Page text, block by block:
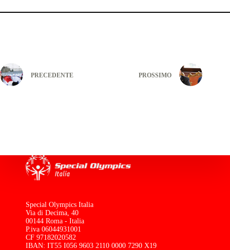
PRECEDENTE PROSSIMO
Special Olympics Italia
Via di Decima, 40
00144 Roma - Italia
P.iva 06044931001
CF 97182020582
IBAN: IT55 I056 9603 2110 0000 7290 X19